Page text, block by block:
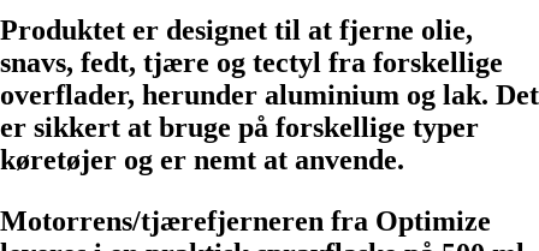
Produktet er designet til at fjerne olie,
snavs, fedt, tjære og tectyl fra forskellige
overflader, herunder aluminium og lak. Det
er sikkert at bruge på forskellige typer
køretøjer og er nemt at anvende.
Motorrens/tjærefjerneren fra Optimize